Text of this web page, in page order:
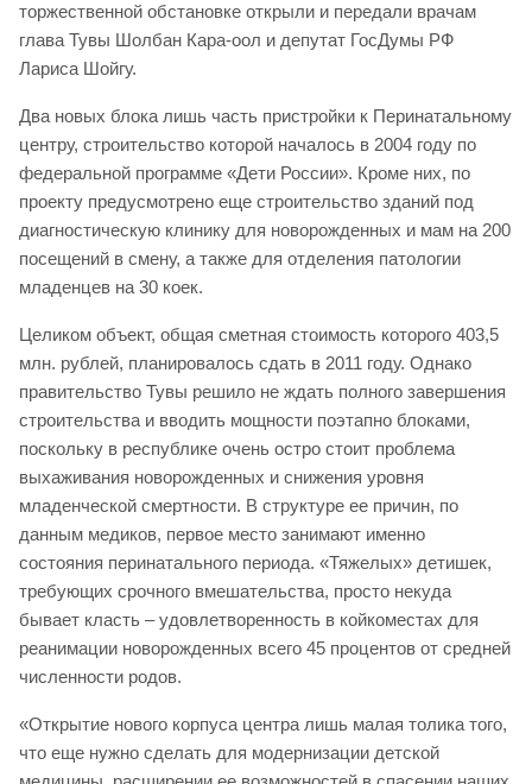
торжественной обстановке открыли и передали врачам
глава Тувы Шолбан Кара-оол и депутат ГосДумы РФ
Лариса Шойгу.
Два новых блока лишь часть пристройки к Перинатальному
центру, строительство которой началось в 2004 году по
федеральной программе «Дети России». Кроме них, по
проекту предусмотрено еще строительство зданий под
диагностическую клинику для новорожденных и мам на 200
посещений в смену, а также для отделения патологии
младенцев на 30 коек.
Целиком объект, общая сметная стоимость которого 403,5
млн. рублей, планировалось сдать в 2011 году. Однако
правительство Тувы решило не ждать полного завершения
строительства и вводить мощности поэтапно блоками,
поскольку в республике очень остро стоит проблема
выхаживания новорожденных и снижения уровня
младенческой смертности. В структуре ее причин, по
данным медиков, первое место занимают именно
состояния перинатального периода. «Тяжелых» детишек,
требующих срочного вмешательства, просто некуда
бывает класть – удовлетворенность в койкоместах для
реанимации новорожденных всего 45 процентов от средней
численности родов.
«Открытие нового корпуса центра лишь малая толика того,
что еще нужно сделать для модернизации детской